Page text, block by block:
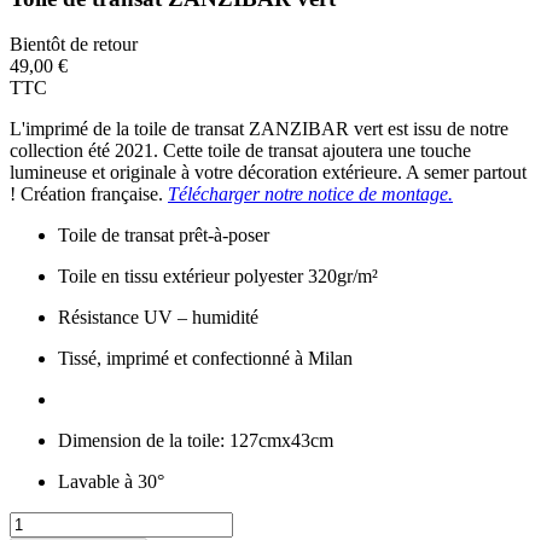
Bientôt de retour
49,00 €
TTC
L'imprimé de la toile de transat ZANZIBAR vert est issu de notre
collection été 2021. Cette toile de transat ajoutera une touche
lumineuse et originale à votre décoration extérieure. A semer partout
! Création française. Télécharger notre notice de montage.
Toile de transat prêt-à-poser
Toile en tissu extérieur polyester 320gr/m²
Résistance UV – humidité
Tissé, imprimé et confectionné à Milan
Dimension de la toile: 127cmx43cm
Lavable à 30°